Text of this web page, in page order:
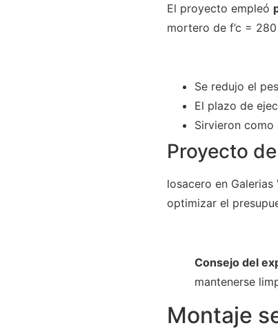
El proyecto empleó
mortero de f’c =
Se redujo el
El plazo de
Sirvieron
Proyecto
losacero en
optimizar el
Consejo del
mantenerse
Montaje